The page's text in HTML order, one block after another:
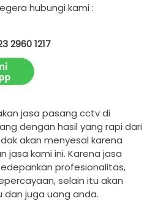
hubungi kami :
2960 1217
jasa pasang cctv di
dengan hasil yang rapi dari
akan menyesal karena
jasa kami ini. Karena jasa
profesionalitas,
selain itu akan
juga uang anda.